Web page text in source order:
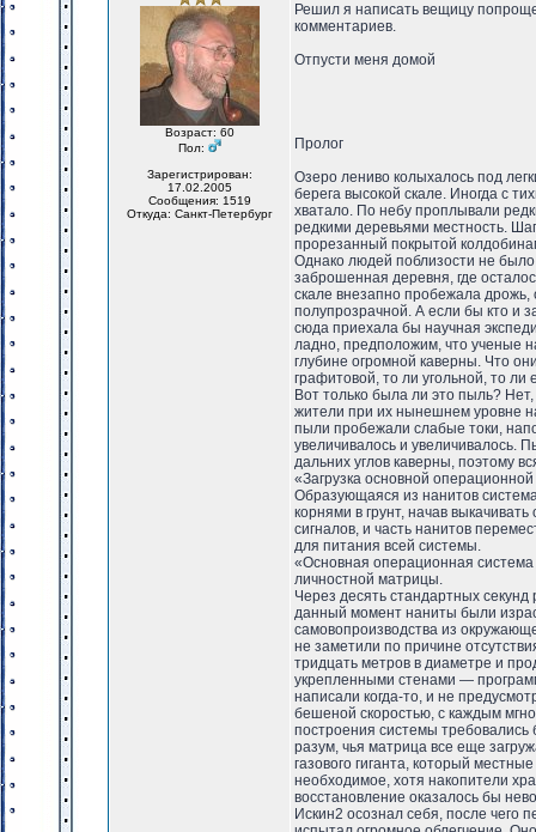
Возраст: 60
Пол:
Зарегистрирован:
17.02.2005
Сообщения: 1519
Откуда: Санкт-Петербург
Решил я написать вещицу
комментариев.
Отпусти меня домой
Пролог
Озеро лениво колыхалось под
берега высокой скале. Иногда с
хватало. По небу проплывали
редкими деревьями местность.
прорезанный покрытой
Однако людей поблизости не
заброшенная деревня, где
скале внезапно пробежала дрожь,
полупрозрачной. А если бы кто и
сюда приехала бы научная
ладно, предположим, что ученые
глубине огромной каверны. Что
графитовой, то ли угольной, то
Вот только была ли это пыль?
жители при их нынешнем уровне
пыли пробежали слабые токи,
увеличивалось и увеличивалось.
дальних углов каверны, поэтому
«Загрузка основной
Образующаяся из нанитов
корнями в грунт, начав
сигналов, и часть нанитов
для питания всей системы.
«Основная операционная
личностной матрицы.
Через десять стандартных
данный момент наниты были
самовопроизводства из
не заметили по причине
тридцать метров в диаметре и
укрепленными стенами —
написали когда-то, и не
бешеной скоростью, с каждым
построения системы требовались
разум, чья матрица все еще
газового гиганта, который
необходимое, хотя накопители
восстановление оказалось бы
Искин2 осознал себя, после